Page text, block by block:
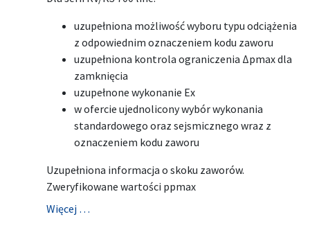
uzupełniona możliwość wyboru typu odciążenia
z odpowiednim oznaczeniem kodu zaworu
uzupełniona kontrola ograniczenia Δpmax dla
zamknięcia
uzupełnone wykonanie Ex
w ofercie ujednolicony wybór wykonania
standardowego oraz sejsmicznego wraz z
oznaczeniem kodu zaworu
Uzupełniona informacja o skoku zaworów.
Zweryfikowane wartości ppmax
Więcej …